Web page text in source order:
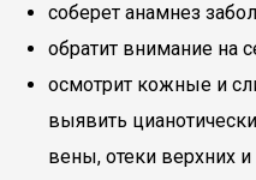
соберет анамнез
обратит внимание на
осмотрит кожные и
выявить
вены, отеки верхних